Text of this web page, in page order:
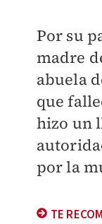
Por su
madre
abuela
que
hizo un
por la
TE